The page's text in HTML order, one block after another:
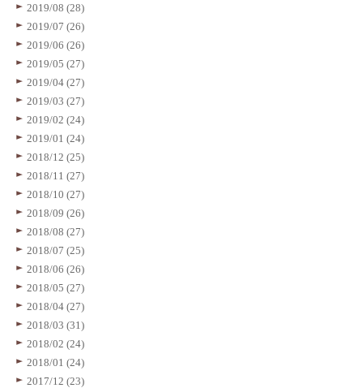
2019/08 (28)
2019/07 (26)
2019/06 (26)
2019/05 (27)
2019/04 (27)
2019/03 (27)
2019/02 (24)
2019/01 (24)
2018/12 (25)
2018/11 (27)
2018/10 (27)
2018/09 (26)
2018/08 (27)
2018/07 (25)
2018/06 (26)
2018/05 (27)
2018/04 (27)
2018/03 (31)
2018/02 (24)
2018/01 (24)
2017/12 (23)